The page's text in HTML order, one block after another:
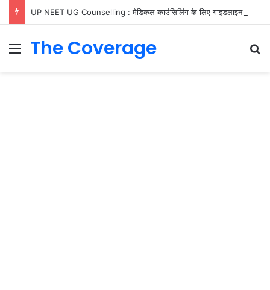
UP NEET UG Counselling : मेडिकल काउंसिलिंग के लिए गाइडलाइन जारी, जानें रजिस्ट्रेशन, फीस और ‘फ्री एग्जिट’ के नियम
Menu
The Coverage